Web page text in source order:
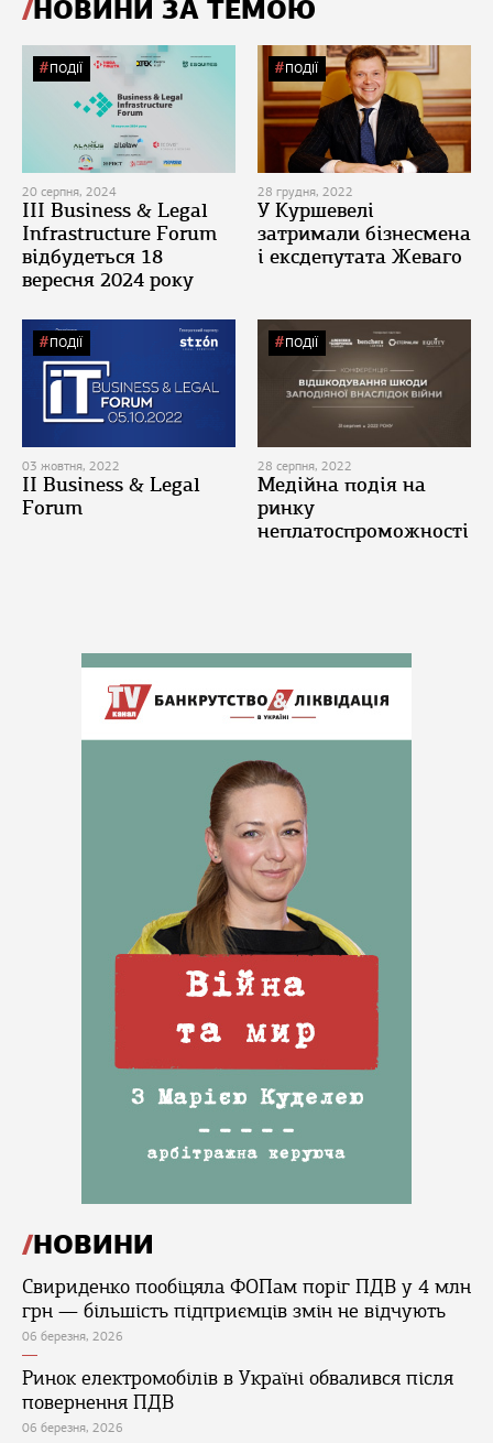
НОВИНИ ЗА ТЕМОЮ
ПОДІЇ
20 серпня, 2024
ІІІ Business & Legal
Infrastructure Forum
відбудеться 18
вересня 2024 року
ПОДІЇ
28 грудня, 2022
У Куршевелі
затримали бізнесмена
і ексдепутата Жеваго
ПОДІЇ
03 жовтня, 2022
II Business & Legal
Forum
ПОДІЇ
28 серпня, 2022
Медійна подія на
ринку
неплатоспроможності
НОВИНИ
Свириденко пообіцяла ФОПам поріг ПДВ у 4 млн
грн — більшість підприємців змін не відчують
06 березня, 2026
Ринок електромобілів в Україні обвалився після
повернення ПДВ
06 березня, 2026